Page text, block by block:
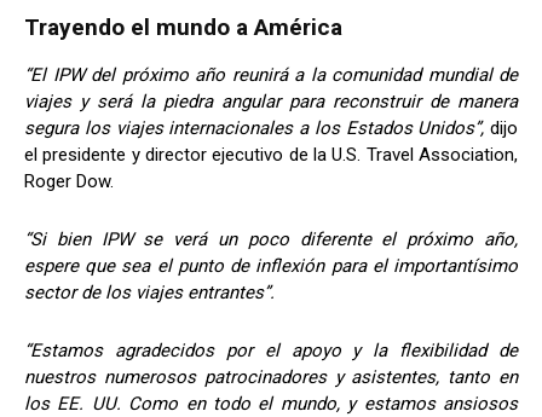
Trayendo el mundo a América
“El IPW del próximo año reunirá a la comunidad mundial de
viajes y será la piedra angular para reconstruir de manera
segura los viajes internacionales a los Estados Unidos”, dijo
el presidente y director ejecutivo de la U.S. Travel Association,
Roger Dow.
“Si bien IPW se verá un poco diferente el próximo año,
espere que sea el punto de inflexión para el importantísimo
sector de los viajes entrantes”.
“Estamos agradecidos por el apoyo y la flexibilidad de
nuestros numerosos patrocinadores y asistentes, tanto en
los EE. UU. Como en todo el mundo, y estamos ansiosos